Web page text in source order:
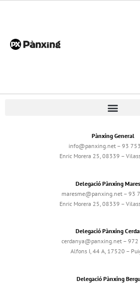
Pànxing General
info@panxing.net – 93
Enric Morera 25, 08339 –
Delegació Pànxing
maresme@panxing.net – 93
Enric Morera 25, 08339 –
Delegació Pànxing
cerdanya@panxing.net –
Alfons I, 44 A, 17520 –
Delegació Pànxing